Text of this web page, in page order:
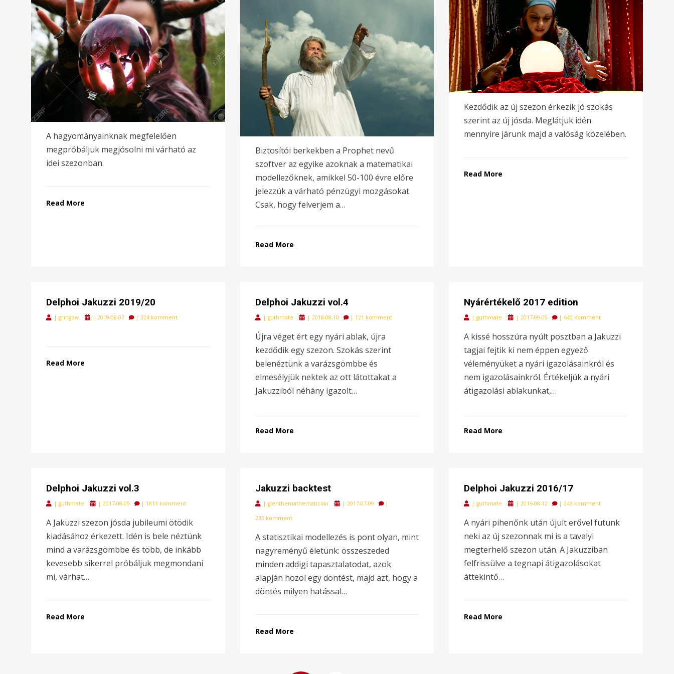
A hagyományainknak megfelelően
megpróbáljuk megjósolni mi várható az
idei szezonban.
Read More
Biztosítói berkekben a Prophet nevű
szoftver az egyike azoknak a matematikai
modellezőknek, amikkel 50-100 évre előre
jelezzük a várható pénzügyi mozgásokat.
Csak, hogy felverjem a…
Read More
Kezdődik az új szezon érkezik jó szokás
szerint az új jósda. Meglátjuk idén
mennyire járunk majd a valóság közelében.
Read More
Delphoi Jakuzzi 2019/20
| gringow
Posted
| 2019-08-07 | 324 komment
Read More
Delphoi Jakuzzi vol.4
| guthmate
Posted
| 2018-08-10 | 121 komment
Újra véget ért egy nyári ablak, újra
kezdődik egy szezon. Szokás szerint
belenéztünk a varázsgömbbe és
elmesélyjük nektek az ott látottakat a
Jakuzziból néhány igazolt…
Read More
Nyárértékelő 2017 edition
|guthmate
Posted
|2017-09-05 | 640 komment
A kissé hosszúra nyúlt posztban a Jakuzzi
tagjai fejtik ki nem éppen egyező
véleményüket a nyári igazolásainkról és
nem igazolásainkról. Értékeljük a nyári
átigazolási ablakunkat,…
Read More
Delphoi Jakuzzi vol.3
| guthmate
Posted
| 2017-08-09 | 1813 komment
A Jakuzzi szezon jósda jubileumi ötödik
kiadásához érkezett. Idén is bele néztünk
mind a varázsgömbbe és több, de inkább
kevesebb sikerrel próbáljuk megmondani
mi, várhat…
Read More
Jakuzzi backtest
| glenthemathematician
Posted
| 2017-07-09 |
233 komment
A statisztikai modellezés is pont olyan, mint
nagyreményű életünk: összeszeded
minden addigi tapasztalatodat, azok
alapján hozol egy döntést, majd azt, hogy a
döntés milyen hatással…
Read More
Delphoi Jakuzzi 2016/17
|guthmate
Posted
|2016-08-12 |243 komment
A nyári pihenőnk után újult erővel futunk
neki az új szezonnak mi is a tavalyi
megterhelő szezon után. A Jakuzziban
felfrissülve a tegnapi átigazolásokat
áttekintő…
Read More